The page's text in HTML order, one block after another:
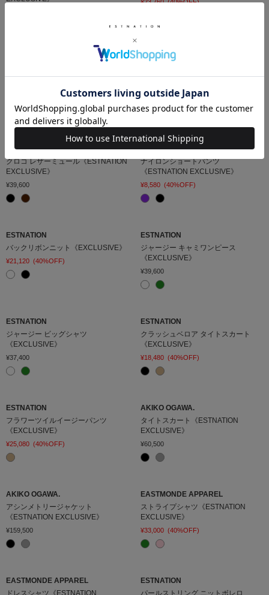
¥23,760 (40%OFF)
ペプラム ジレ《EXCLUSIVE》
(40%OFF)
ESTNATION
パフスリーブ ブラウス
¥19,800 (40%OFF)
PELLICO SUNNY
クロコ レザーミュール《ESTNATION
EXCLUSIVE》
¥39,600
Marmot
ナイロンショートパンツ
《ESTNATION EXCLUSIVE》
¥8,580 (40%OFF)
ESTNATION
バックリボンニット《EXCLUSIVE》
¥21,120 (40%OFF)
ESTNATION
ジャージー キャミワンピース
《EXCLUSIVE》
¥39,600
ESTNATION
ジャージー ビッグシャツ
《EXCLUSIVE》
¥37,400
ESTNATION
クラッシュベロア タイトスカート
《EXCLUSIVE》
¥18,480 (40%OFF)
ESTNATION
フラワーツイルイージーパンツ
《EXCLUSIVE》
¥25,080 (40%OFF)
AKIKO OGAWA.
タイトスカート《ESTNATION
EXCLUSIVE》
¥60,500
AKIKO OGAWA.
アシンメトリージャケット
《ESTNATION EXCLUSIVE》
¥159,500
EASTMONDE APPAREL
ストライプシャツ《ESTNATION
EXCLUSIVE》
¥33,000 (40%OFF)
EASTMONDE APPAREL
ドレスシャツ《ESTNATION
ESTNATION
パールストリング ニットボレロ